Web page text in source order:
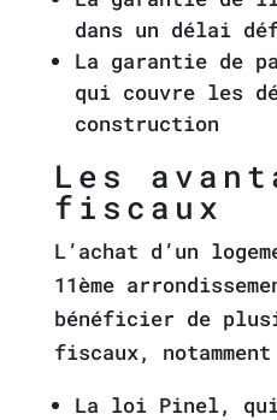
dans un délai
La garantie de
qui couvre les
construction
Les
fiscaux
L’achat d’un
11ème
bénéficier de
fiscaux,
La loi Pinel, qui